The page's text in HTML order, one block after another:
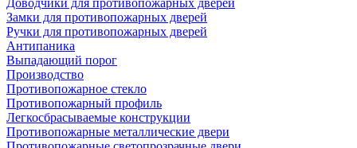
Доводчики для противопожарных дверей
Замки для противопожарных дверей
Ручки для противопожарных дверей
Антипаника
Выпадающий порог
Производство
Противопожарное стекло
Противопожарный профиль
Легкосбрасываемые конструкции
Противопожарные металлические двери